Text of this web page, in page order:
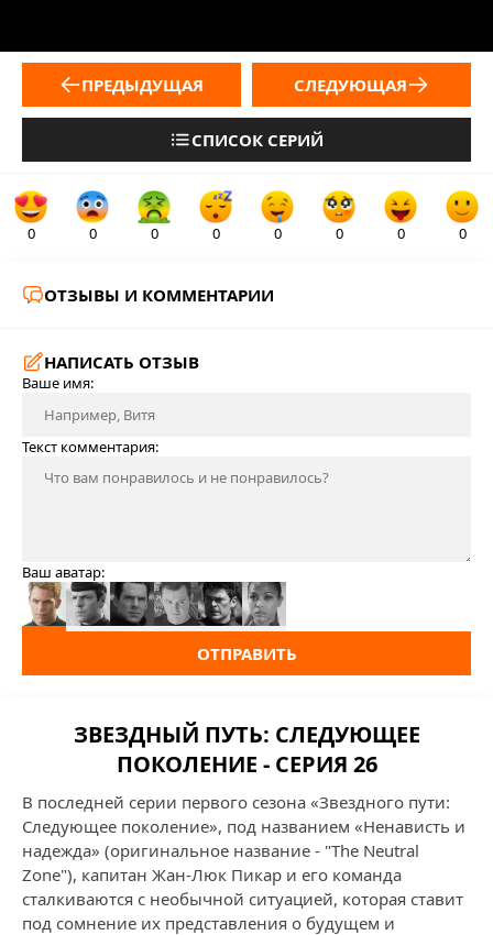
ПРЕДЫДУЩАЯ
СПИСОК СЕРИЙ
СЛЕДУЮЩАЯ
0 0 0 0 0 0 0 0
ОТЗЫВЫ И КОММЕНТАРИИ
НАПИСАТЬ ОТЗЫВ
Ваше имя:
Текст комментария:
Ваш аватар:
ОТПРАВИТЬ
ЗВЕЗДНЫЙ ПУТЬ: СЛЕДУЮЩЕЕ
ПОКОЛЕНИЕ - СЕРИЯ 26
В последней серии первого сезона «Звездного пути:
Следующее поколение», под названием «Ненависть и
надежда» (оригинальное название - "The Neutral
Zone"), капитан Жан-Люк Пикар и его команда
сталкиваются с необычной ситуацией, которая ставит
под сомнение их представления о будущем и